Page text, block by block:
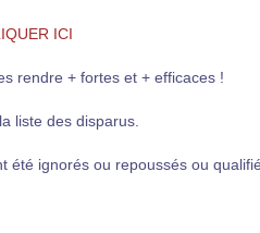
ICI
rendre + fortes et + efficaces !
liste des disparus.
ignorés ou repoussés ou